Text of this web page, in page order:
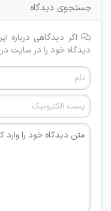
جستجوی دیدگاه
اگر دیدگاهی درباره
دیدگاه خود را در سایت